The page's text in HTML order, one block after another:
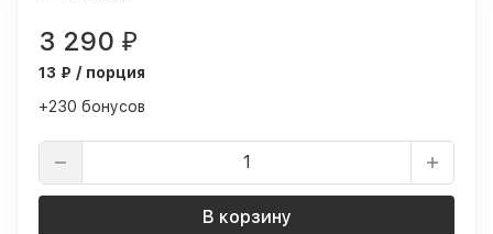
3 290 ₽
13 ₽ / порция
+230 бонусов
В корзину